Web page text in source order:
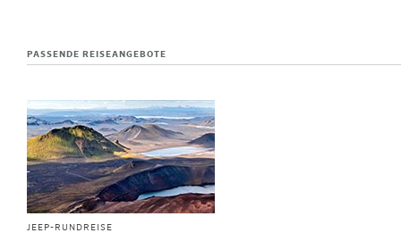
PASSENDE REISEANGEBOTE
JEEP-RUNDREISE